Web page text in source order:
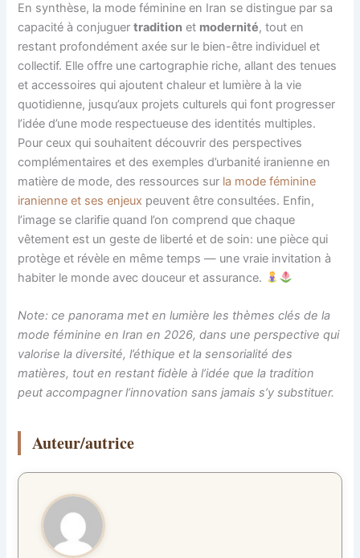
En synthèse, la mode féminine en Iran se distingue par sa
capacité à conjuguertradition et modernité, tout en
restant profondément axée sur le bien-être individuel et
collectif. Elle offre une cartographie riche, allant des tenues
et accessoires qui ajoutent chaleur et lumière à la vie
quotidienne, jusqu’aux projets culturels qui font progresser
l’idée d’une mode respectueuse des identités multiples.
Pour ceux qui souhaitent découvrir des perspectives
complémentaires et des exemples d’urbanité iranienne en
matière de mode, des ressources sur la mode féminine
iranienne et ses enjeux peuvent être consultées. Enfin,
l’image se clarifie quand l’on comprend que chaque
vêtement est un geste de liberté et de soin: une pièce qui
protège et révèle en même temps — une vraie invitation à
habiter le monde avec douceur et assurance.
Note: ce panorama met en lumière les thèmes clés de la
mode féminine en Iran en 2026, dans une perspective qui
valorise la diversité, l’éthique et la sensorialité des
matières, tout en restant fidèle à l’idée que la tradition
peut accompagner l’innovation sans jamais s’y substituer.
Auteur/autrice